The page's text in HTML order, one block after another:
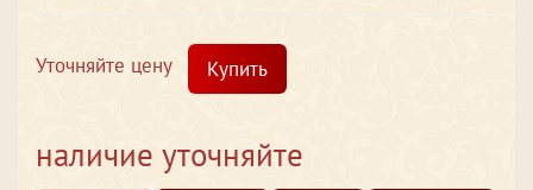
Уточняйте цену Купить
наличие уточняйте